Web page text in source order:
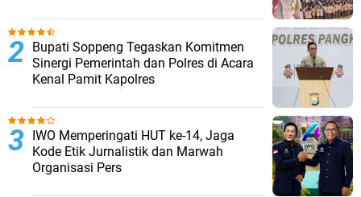
Bupati Soppeng Tegaskan Komitmen
Sinergi Pemerintah dan Polres di Acara
Kenal Pamit Kapolres
IWO Memperingati HUT ke-14, Jaga
Kode Etik Jurnalistik dan Marwah
Organisasi Pers